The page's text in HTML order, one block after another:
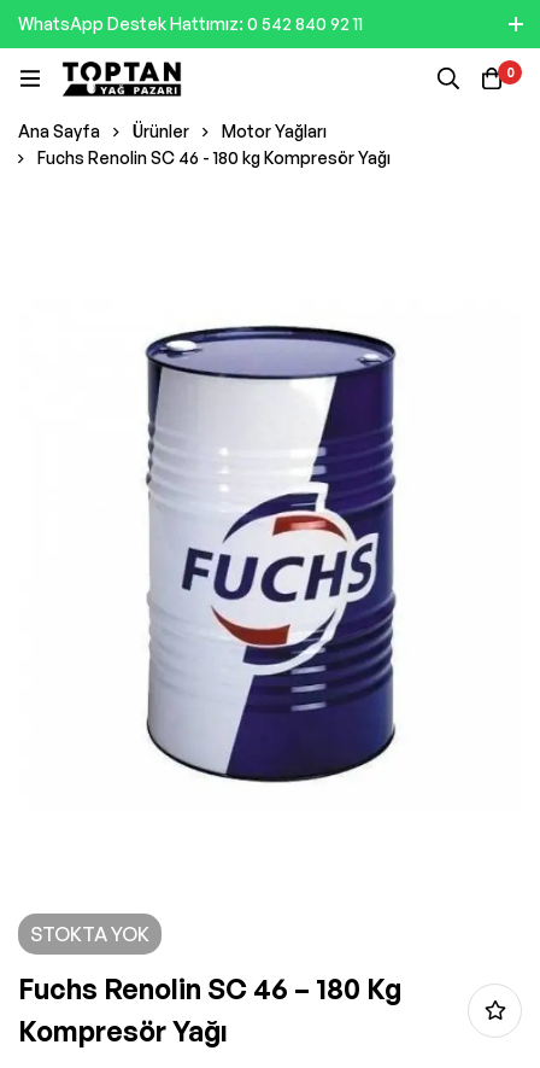
WhatsApp Destek Hattımız: 0 542 840 92 11
0
Ana Sayfa Ürünler
Motor Yağları
Fuchs Renolin SC 46 - 180 kg Kompresör Yağı
STOKTA YOK
Fuchs Renolin SC 46 – 180 Kg
Kompresör Yağı